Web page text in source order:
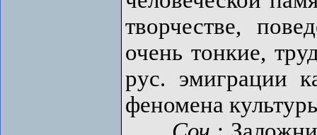
творчестве,
очень тонкие,
рус. эмиграции
феномена